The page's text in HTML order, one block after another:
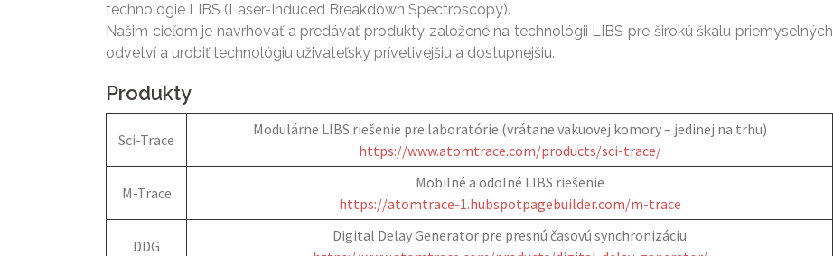
technologie LIBS (Laser-Induced Breakdown Spectroscopy).
Našim cieľom je navrhovať a predávať produkty založené na technológii LIBS pre širokú škálu priemyselných
odvetví a urobiť technológiu uživateľsky prívetivejšiu a dostupnejšiu.
Produkty
Sci-Trace
Modulárne LIBS riešenie pre laboratórie (vrátane vakuovej komory – jedinej na trhu)
https://www.atomtrace.com/products/sci-trace/
M-Trace
Mobilné a odolné LIBS riešenie
https://atomtrace-1.hubspotpagebuilder.com/m-trace
DDG
Digital Delay Generator pre presnú časovú synchronizáciu